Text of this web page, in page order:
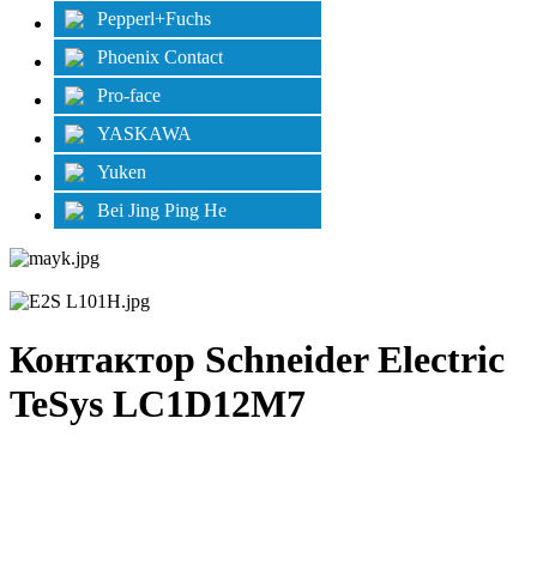
Pepperl+Fuchs
Phoenix Contact
Pro-face
YASKAWA
Yuken
Bei Jing Ping He
Контактор Schneider Electric
TeSys LC1D12M7